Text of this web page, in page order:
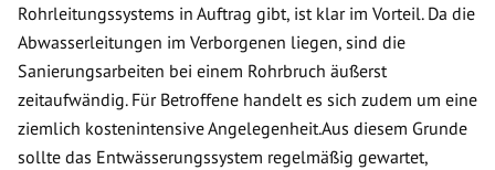
Rohrleitungssystems in Auftrag gibt, ist klar im Vorteil. Da die
Abwasserleitungen im Verborgenen liegen, sind die
Sanierungsarbeiten bei einem Rohrbruch äußerst
zeitaufwändig. Für Betroffene handelt es sich zudem um eine
ziemlich kostenintensive Angelegenheit.Aus diesem Grunde
sollte das Entwässerungssystem regelmäßig gewartet,